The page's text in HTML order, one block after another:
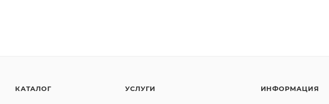
КАТАЛОГ УСЛУГИ ИНФОРМАЦИЯ